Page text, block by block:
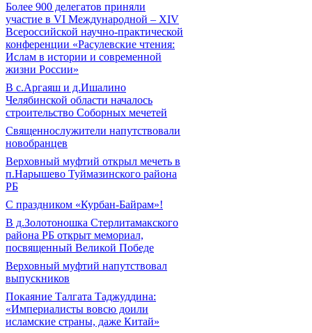
Более 900 делегатов приняли
участие в VI Международной – ХIV
Всероссийской научно-практической
конференции «Расулевские чтения:
Ислам в истории и современной
жизни России»
В с.Аргаяш и д.Ишалино
Челябинской области началось
строительство Соборных мечетей
Священнослужители напутствовали
новобранцев
Верховный муфтий открыл мечеть в
п.Нарышево Туймазинского района
РБ
С праздником «Курбан-Байрам»!
В д.Золотоношка Стерлитамакского
района РБ открыт мемориал,
посвященный Великой Победе
Верховный муфтий напутствовал
выпускников
Покаяние Талгата Таджуддина:
«Империалисты вовсю доили
исламские страны, даже Китай»